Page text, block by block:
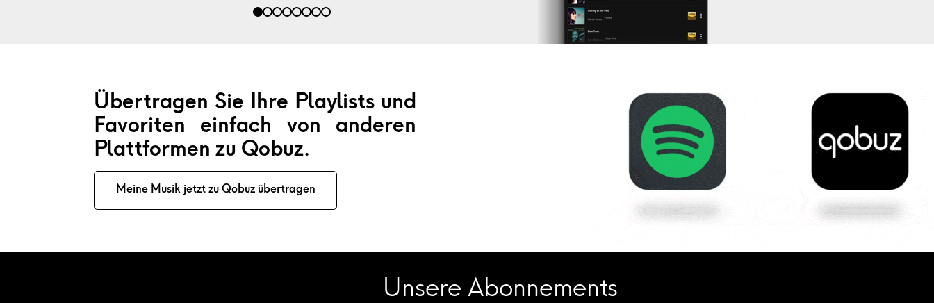
Unsere Abonnements
Meine Musik jetzt zu Qobuz übertragen
Übertragen Sie Ihre Playlists und
Favoriten einfach von anderen
Plattformen zu Qobuz.